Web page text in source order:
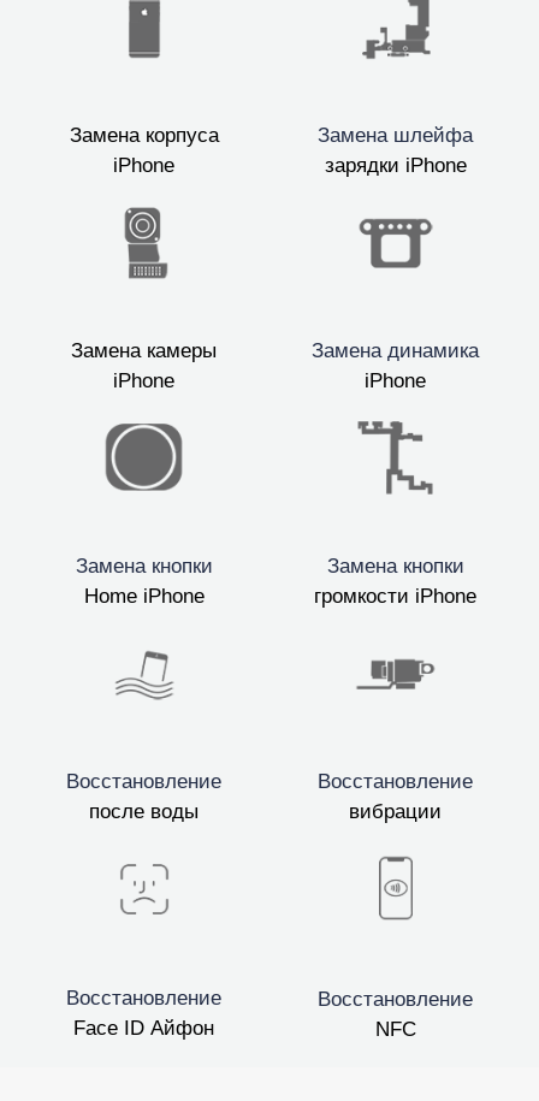
Замена корпуса
iPhone
Замена шлейфа
зарядки iPhone
Замена камеры
iPhone
Замена динамика
iPhone
Замена кнопки
Home iPhone
Замена кнопки
громкости iPhone
Восстановление
после воды
Восстановление
вибрации
Восстановление
Face ID Айфон
Восстановление
NFC